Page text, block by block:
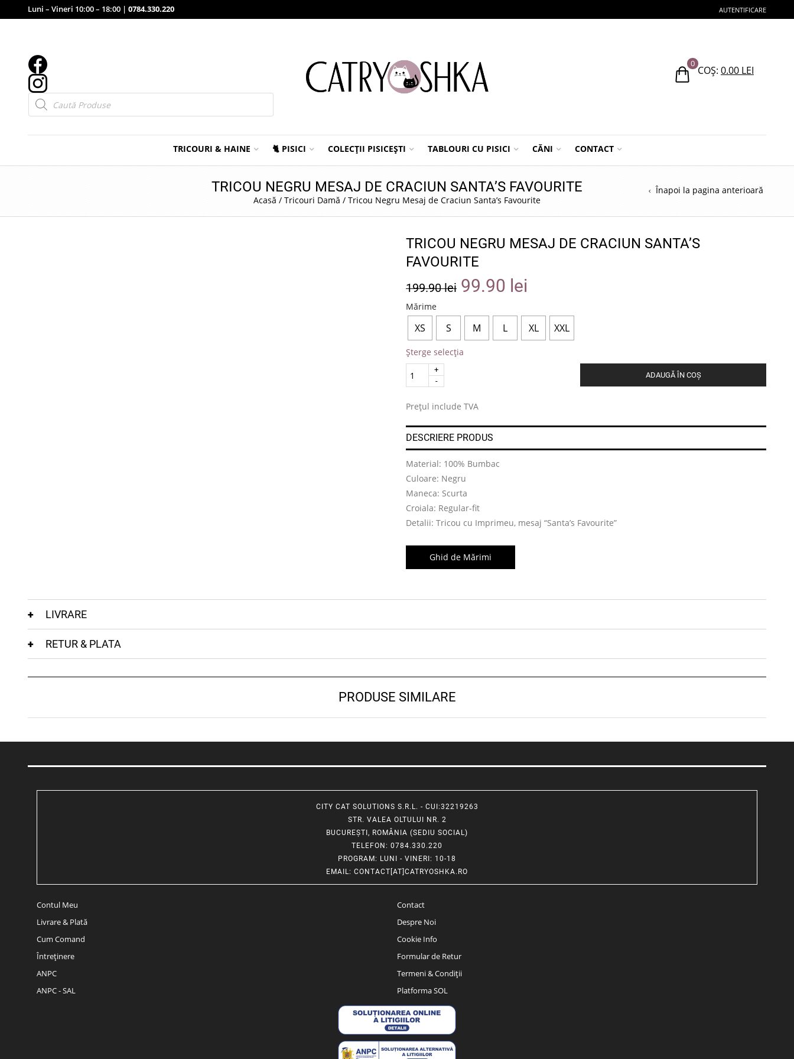
Luni – Vineri 10:00 – 18:00 | 0784.330.220 AUTENTIFICARE
Products
search
0
COȘ: 0.00 LEI
TRICOURI & HAINE 🐈 PISICI COLECȚII PISICEȘTI TABLOURI CU PISICI CĂNI CONTACT
TRICOU NEGRU MESAJ DE CRACIUN SANTA’S FAVOURITE
Acasă / Tricouri Damă / Tricou Negru Mesaj de Craciun Santa’s Favourite
Înapoi la pagina anterioară
TRICOU NEGRU MESAJ DE CRACIUN SANTA’S
FAVOURITE
199.90lei 99.90 lei
Mărime
XS S M L XL XXL
Șterge selecția
Quantity
ADAUGĂ ÎN COȘ
Prețul include TVA
DESCRIERE PRODUS
Material: 100% Bumbac
Culoare: Negru
Maneca: Scurta
Croiala: Regular-fit
Detalii: Tricou cu Imprimeu, mesaj “Santa’s Favourite”
Ghid de Mărimi
LIVRARE
RETUR & PLATA
PRODUSE SIMILARE
CITY CAT SOLUTIONS S.R.L. - CUI:32219263
STR. VALEA OLTULUI NR. 2
BUCUREȘTI, ROMÂNIA (SEDIU SOCIAL)
TELEFON : 0784.330.220
PROGRAM: LUNI - VINERI: 10-18
EMAIL: CONTACT[AT]CATRYOSHKA.RO
Contul Meu
Livrare & Plată
Cum Comand
Întreținere
ANPC
ANPC - SAL
Contact
Despre Noi
Cookie Info
Formular de Retur
Termeni & Condiții
Platforma SOL